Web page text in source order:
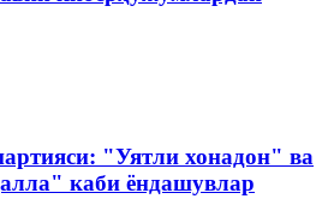
"Уятли хонадон" ва
каби ёндашувлар